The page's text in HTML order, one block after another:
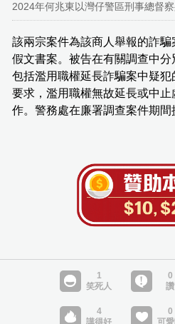
2024年何兆東以灣仔警區刑事總督
該兩宗案件為該商人舉報的詐
假文書案。被告在有關調查中分
包括濫用職權延長詐騙案中疑犯
要求，濫用職權無故延長或中
作。警務處在廉署調查案件期間